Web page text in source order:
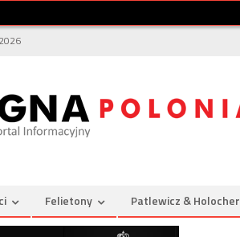
Felietony Patlewicz & Holocher